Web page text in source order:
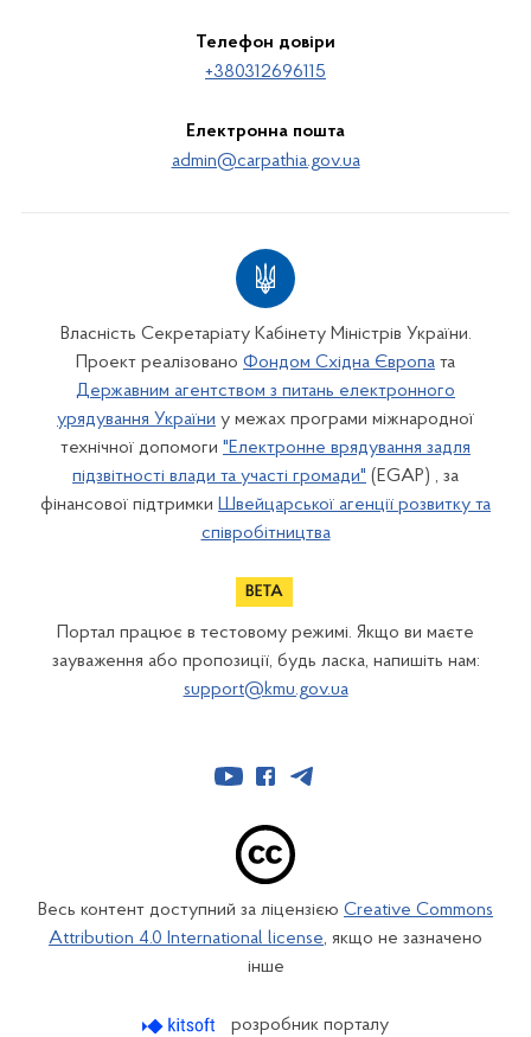
Телефон довіри
+380312696115
Електронна пошта
admin@carpathia.gov.ua
Власність Секретаріату Кабінету Міністрів України.
Проект реалізовано Фондом Східна Європа та
Державним агентством з питань електронного
урядування України у межах програми міжнародної
технічної допомоги "Електронне врядування задля
підзвітності влади та участі громади" (EGAP) , за
фінансової підтримки Швейцарської агенції розвитку та
співробітництва
Портал працює в тестовому режимі. Якщо ви маєте
зауваження або пропозиції, будь ласка, напишіть нам:
support@kmu.gov.ua
Весь контент доступний за ліцензією Creative Commons
Attribution 4.0 International license, якщо не зазначено
інше
розробник порталу